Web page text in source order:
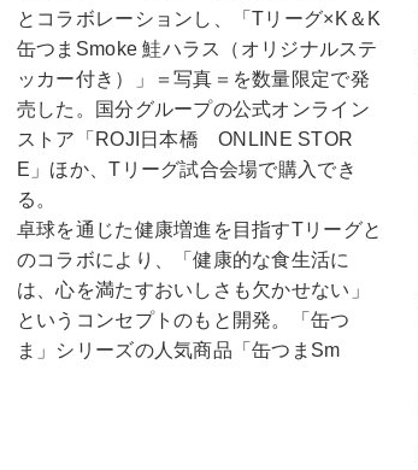
とコラボレーションし、「Tリーグ×K＆K
缶つまSmoke 鮭ハラス（オリジナルステ
ッカー付き）」＝写真＝を数量限定で発
売した。国分グループの公式オンライン
ストア「ROJI日本橋 ONLINE STOR
E」ほか、Tリーグ試合会場で購入でき
る。
卓球を通じた健康増進を目指すTリーグと
のコラボにより、「健康的な食生活に
は、心を満たすおいしさも欠かせない」
というコンセプトのもと開発。「缶つ
ま」シリーズの人気商品「缶つまSm